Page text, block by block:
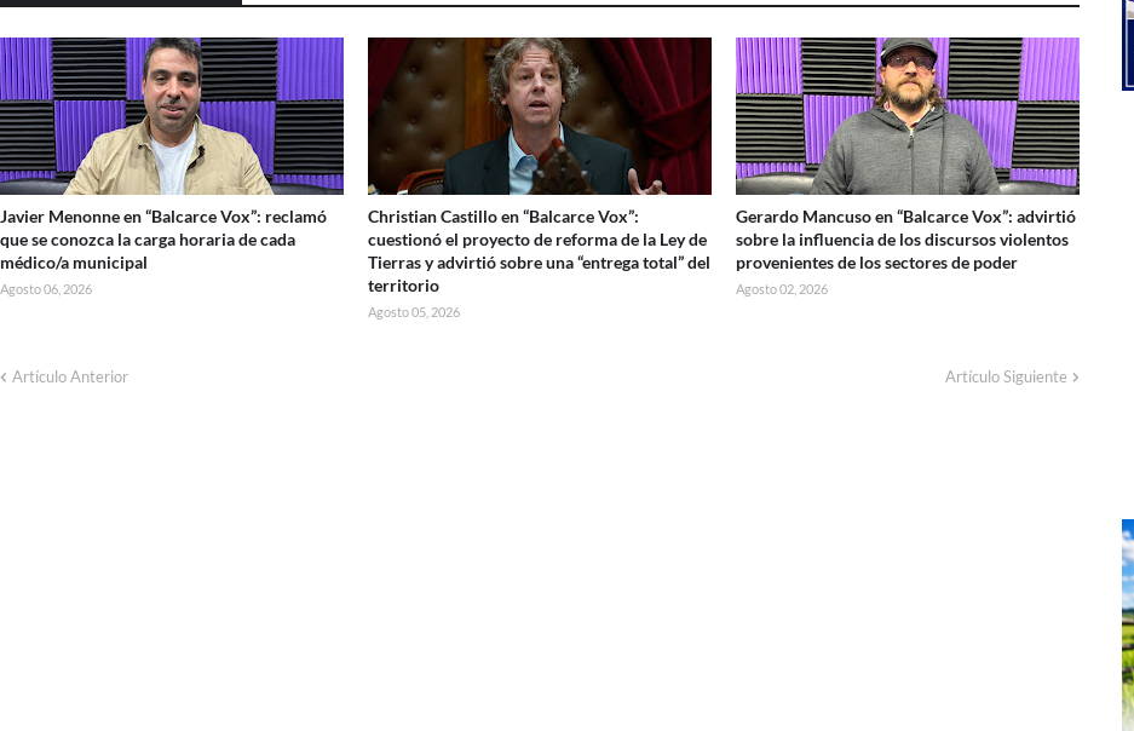
Javier Menonne en “Balcarce Vox”: reclamó
que se conozca la carga horaria de cada
médico/a municipal
Agosto 06, 2026
Christian Castillo en “Balcarce Vox”:
cuestionó el proyecto de reforma de la Ley de
Tierras y advirtió sobre una “entrega total” del
territorio
Agosto 05, 2026
Gerardo Mancuso en “Balcarce Vox”: advirtió
sobre la influencia de los discursos violentos
provenientes de los sectores de poder
Agosto 02, 2026
Artículo Anterior Artículo Siguiente